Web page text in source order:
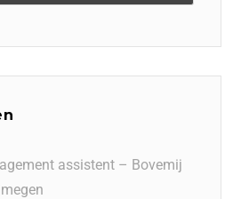
assistent – Bovemij